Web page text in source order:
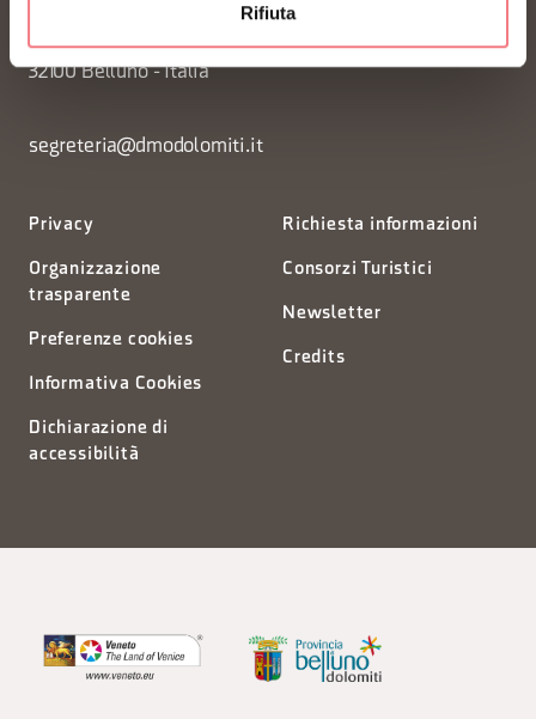
Rifiuta
32100 Belluno - Italia
segreteria@dmodolomiti.it
Privacy
Organizzazione
trasparente
Preferenze cookies
Informativa Cookies
Dichiarazione di
accessibilità
Richiesta informazioni
Consorzi Turistici
Newsletter
Credits